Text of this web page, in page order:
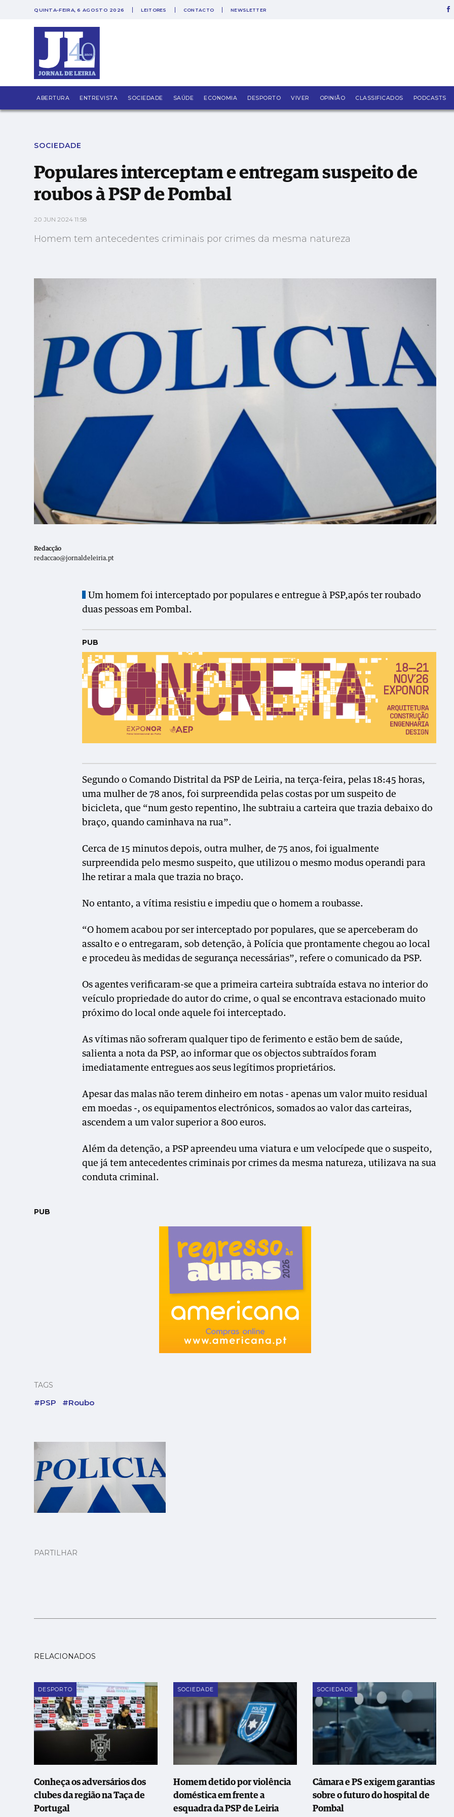
QUINTA-FEIRA, 6 AGOSTO 2026 LEITORES CONTACTO NEWSLETTER
ABERTURA ENTREVISTA SOCIEDADE SAÚDE ECONOMIA DESPORTO VIVER OPINIÃO CLASSIFICADOS PODCASTS
Populares interceptam e entregam suspeito de roubos à PSP de Pombal
SOCIEDADE
Populares interceptam e entregam suspeito de
roubos à PSP de Pombal
20 JUN 2024 11:58
Homem tem antecedentes criminais por crimes da mesma natureza
Redacção
redaccao@jornaldeleiria.pt
Um homem foi interceptado por populares e entregue à PSP,após ter roubado
duas pessoas em Pombal.
PUB
Segundo o Comando Distrital da PSP de Leiria, na terça-feira, pelas 18:45 horas,
uma mulher de 78 anos, foi surpreendida pelas costas por um suspeito de
bicicleta, que “num gesto repentino, lhe subtraiu a carteira que trazia debaixo do
braço, quando caminhava na rua”.
Cerca de 15 minutos depois, outra mulher, de 75 anos, foi igualmente
surpreendida pelo mesmo suspeito, que utilizou o mesmo modus operandi para
lhe retirar a mala que trazia no braço.
No entanto, a vítima resistiu e impediu que o homem a roubasse.
“O homem acabou por ser interceptado por populares, que se aperceberam do
assalto e o entregaram, sob detenção, à Polícia que prontamente chegou ao local
e procedeu às medidas de segurança necessárias”, refere o comunicado da PSP.
Os agentes verificaram-se que a primeira carteira subtraída estava no interior do
veículo propriedade do autor do crime, o qual se encontrava estacionado muito
próximo do local onde aquele foi interceptado.
As vítimas não sofreram qualquer tipo de ferimento e estão bem de saúde,
salienta a nota da PSP, ao informar que os objectos subtraídos foram
imediatamente entregues aos seus legítimos proprietários.
Apesar das malas não terem dinheiro em notas - apenas um valor muito residual
em moedas -, os equipamentos electrónicos, somados ao valor das carteiras,
ascendem a um valor superior a 800 euros.
Além da detenção, a PSP apreendeu uma viatura e um velocípede que o suspeito,
que já tem antecedentes criminais por crimes da mesma natureza, utilizava na sua
conduta criminal.
PUB
TAGS
#PSP #Roubo
PARTILHAR
RELACIONADOS
DESPORTO
Conheça os adversários dos
clubes da região na Taça de
Portugal
SOCIEDADE
Homem detido por violência
doméstica em frente a
esquadra da PSP de Leiria
SOCIEDADE
Câmara e PS exigem garantias
sobre o futuro do hospital de
Pombal